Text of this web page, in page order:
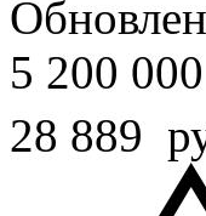
5 200 000
28 889